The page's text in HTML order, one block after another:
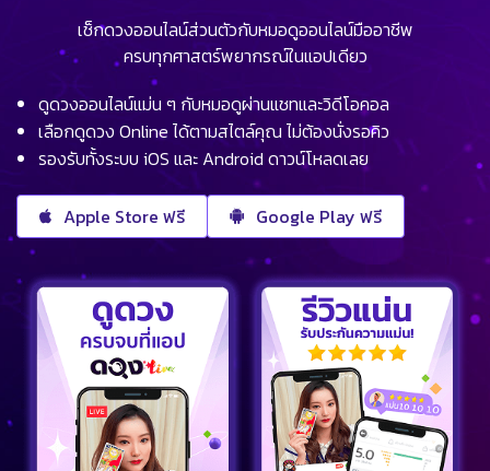
เช็กดวงออนไลน์ส่วนตัวกับหมอดูออนไลน์มืออาชีพ
ครบทุกศาสตร์พยากรณ์ในแอปเดียว
ดูดวงออนไลน์แม่น ๆ กับหมอดูผ่านแชทและวิดีโอคอล
เลือกดูดวง Online ได้ตามสไตล์คุณ ไม่ต้องนั่งรอคิว
รองรับทั้งระบบ iOS และ Android ดาวน์โหลดเลย
Apple Store ฟรี Google Play ฟรี